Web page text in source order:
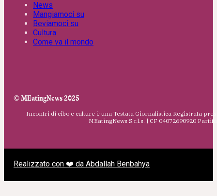
News
Mangiamoci su
Beviamoci su
Cultura
Come va il mondo
© MEatingNews 2025
Incontri di cibo e culture è una Testata Giornalistica Registrata
MEatingNews S.r.l.s. | CF 04072690920
Realizzato con ❤️ da Abdallah Benbahya